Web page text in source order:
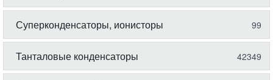
Суперконденсаторы, ионисторы 99
Танталовые конденсаторы 42349